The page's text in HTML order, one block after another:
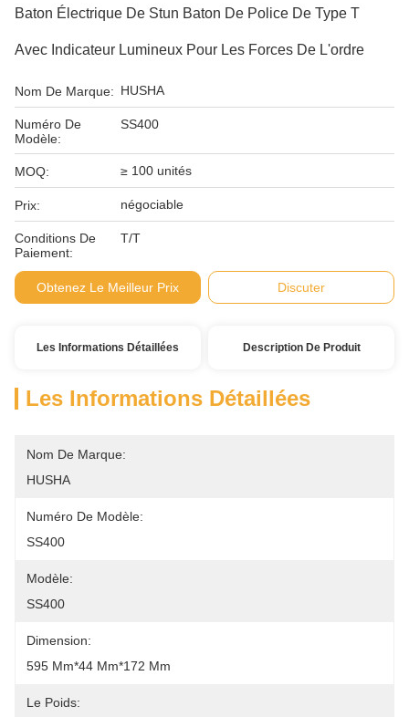
Baton Électrique De Stun Baton De Police De Type T
Avec Indicateur Lumineux Pour Les Forces De L'ordre
Nom De Marque: HUSHA
Numéro De
Modèle:
SS400
MOQ: ≥ 100 unités
Prix: négociable
Conditions De
Paiement:
T/T
Obtenez Le Meilleur Prix Discuter
Les Informations Détaillées Description De Produit
Les Informations Détaillées
Nom De Marque:
HUSHA
Numéro De Modèle:
SS400
Modèle:
SS400
Dimension:
595 Mm*44 Mm*172 Mm
Le Poids: